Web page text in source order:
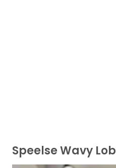
Speelse Wavy Lob